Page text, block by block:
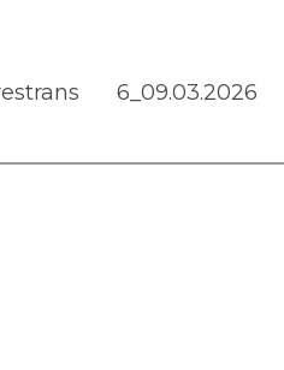
6_09.03.2026